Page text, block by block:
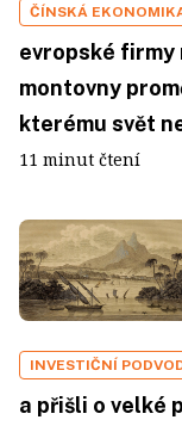
ČÍNSKÁ
evropské firmy
montovny
kterému svět
11 minut čtení
INVESTIČNÍ
a přišli o velké